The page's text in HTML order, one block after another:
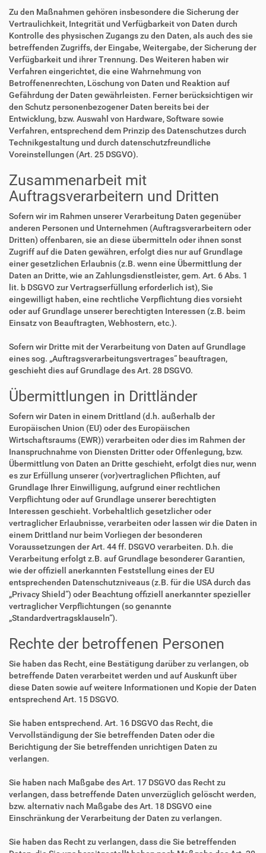
Zu den Maßnahmen gehören insbesondere die Sicherung der
Vertraulichkeit, Integrität und Verfügbarkeit von Daten durch
Kontrolle des physischen Zugangs zu den Daten, als auch des sie
betreffenden Zugriffs, der Eingabe, Weitergabe, der Sicherung der
Verfügbarkeit und ihrer Trennung. Des Weiteren haben wir
Verfahren eingerichtet, die eine Wahrnehmung von
Betroffenenrechten, Löschung von Daten und Reaktion auf
Gefährdung der Daten gewährleisten. Ferner berücksichtigen wir
den Schutz personenbezogener Daten bereits bei der
Entwicklung, bzw. Auswahl von Hardware, Software sowie
Verfahren, entsprechend dem Prinzip des Datenschutzes durch
Technikgestaltung und durch datenschutzfreundliche
Voreinstellungen (Art. 25 DSGVO).
Zusammenarbeit mit
Auftragsverarbeitern und Dritten
Sofern wir im Rahmen unserer Verarbeitung Daten gegenüber
anderen Personen und Unternehmen (Auftragsverarbeitern oder
Dritten) offenbaren, sie an diese übermitteln oder ihnen sonst
Zugriff auf die Daten gewähren, erfolgt dies nur auf Grundlage
einer gesetzlichen Erlaubnis (z.B. wenn eine Übermittlung der
Daten an Dritte, wie an Zahlungsdienstleister, gem. Art. 6 Abs. 1
lit. b DSGVO zur Vertragserfüllung erforderlich ist), Sie
eingewilligt haben, eine rechtliche Verpflichtung dies vorsieht
oder auf Grundlage unserer berechtigten Interessen (z.B. beim
Einsatz von Beauftragten, Webhostern, etc.).
Sofern wir Dritte mit der Verarbeitung von Daten auf Grundlage
eines sog. „Auftragsverarbeitungsvertrages“ beauftragen,
geschieht dies auf Grundlage des Art. 28 DSGVO.
Übermittlungen in Drittländer
Sofern wir Daten in einem Drittland (d.h. außerhalb der
Europäischen Union (EU) oder des Europäischen
Wirtschaftsraums (EWR)) verarbeiten oder dies im Rahmen der
Inanspruchnahme von Diensten Dritter oder Offenlegung, bzw.
Übermittlung von Daten an Dritte geschieht, erfolgt dies nur, wenn
es zur Erfüllung unserer (vor)vertraglichen Pflichten, auf
Grundlage Ihrer Einwilligung, aufgrund einer rechtlichen
Verpflichtung oder auf Grundlage unserer berechtigten
Interessen geschieht. Vorbehaltlich gesetzlicher oder
vertraglicher Erlaubnisse, verarbeiten oder lassen wir die Daten in
einem Drittland nur beim Vorliegen der besonderen
Voraussetzungen der Art. 44 ff. DSGVO verarbeiten. D.h. die
Verarbeitung erfolgt z.B. auf Grundlage besonderer Garantien,
wie der offiziell anerkannten Feststellung eines der EU
entsprechenden Datenschutzniveaus (z.B. für die USA durch das
„Privacy Shield“) oder Beachtung offiziell anerkannter spezieller
vertraglicher Verpflichtungen (so genannte
„Standardvertragsklauseln“).
Rechte der betroffenen Personen
Sie haben das Recht, eine Bestätigung darüber zu verlangen, ob
betreffende Daten verarbeitet werden und auf Auskunft über
diese Daten sowie auf weitere Informationen und Kopie der Daten
entsprechend Art. 15 DSGVO.
Sie haben entsprechend. Art. 16 DSGVO das Recht, die
Vervollständigung der Sie betreffenden Daten oder die
Berichtigung der Sie betreffenden unrichtigen Daten zu
verlangen.
Sie haben nach Maßgabe des Art. 17 DSGVO das Recht zu
verlangen, dass betreffende Daten unverzüglich gelöscht werden,
bzw. alternativ nach Maßgabe des Art. 18 DSGVO eine
Einschränkung der Verarbeitung der Daten zu verlangen.
Sie haben das Recht zu verlangen, dass die Sie betreffenden